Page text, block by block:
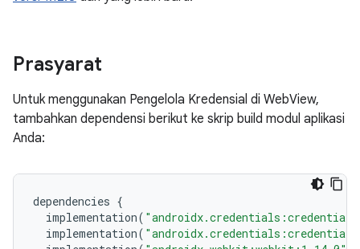
Prasyarat
Untuk menggunakan Pengelola Kredensial di WebView,
tambahkan dependensi berikut ke skrip build modul aplikasi
Anda:
dependencies {
implementation(
implementation(